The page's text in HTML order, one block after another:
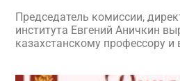
Председатель комиссии,
института Евгений Аничкин
казахстанскому профессору